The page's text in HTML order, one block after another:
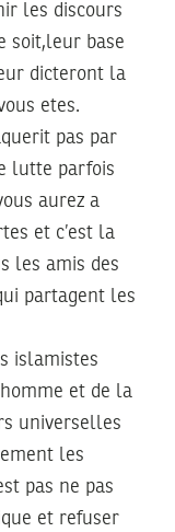
les discours
soit,leur base
dicteront la
etes.
pas par
lutte parfois
aurez a
et c’est la
les amis des
partagent les
islamistes
et de la
universelles
les
pas ne pas
et refuser